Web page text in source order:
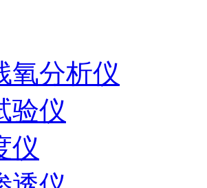
氧分析仪
验仪
仪